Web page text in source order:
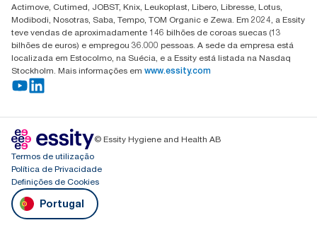
Actimove, Cutimed, JOBST, Knix, Leukoplast, Libero, Libresse, Lotus,
Modibodi, Nosotras, Saba, Tempo, TOM Organic e Zewa. Em 2024, a Essity
teve vendas de aproximadamente 146 bilhões de coroas suecas (13
bilhões de euros) e empregou 36.000 pessoas. A sede da empresa está
localizada em Estocolmo, na Suécia, e a Essity está listada na Nasdaq
Stockholm. Mais informações em www.essity.com
© Essity Hygiene and Health AB
Termos de utilização
Política de Privacidade
Definições de Cookies
Portugal